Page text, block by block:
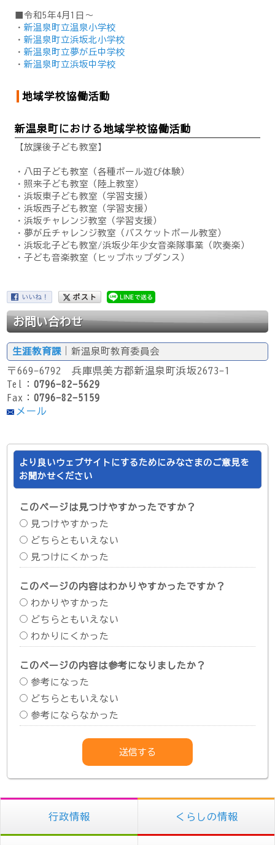
■令和5年4月1日～
・ 新温泉町立温泉小学校
・ 新温泉町立浜坂北小学校
・ 新温泉町立夢が丘中学校
・ 新温泉町立浜坂中学校
地域学校協働活動
新温泉町における地域学校協働活動
【放課後子ども教室】
・八田子ども教室（各種ボール遊び体験）
・照来子ども教室（陸上教室）
・浜坂東子ども教室（学習支援）
・浜坂西子ども教室（学習支援）
・浜坂チャレンジ教室（学習支援）
・夢が丘チャレンジ教室（バスケットボール教室）
・浜坂北子ども教室/浜坂少年少女音楽隊事業（吹奏楽）
・子ども音楽教室（ヒップホップダンス）
お問い合わせ
生涯教育課 ｜新温泉町教育委員会
〒669-6792 兵庫県美方郡新温泉町浜坂2673-1
Tel：0796-82-5629
Fax：0796-82-5159
メール
より良いウェブサイトにするためにみなさまのご意見を
お聞かせください
このページは見つけやすかったですか？
見つけやすかった
どちらともいえない
見つけにくかった
このページの内容はわかりやすかったですか？
わかりやすかった
どちらともいえない
わかりにくかった
このページの内容は参考になりましたか？
参考になった
どちらともいえない
参考にならなかった
行政情報 くらしの情報